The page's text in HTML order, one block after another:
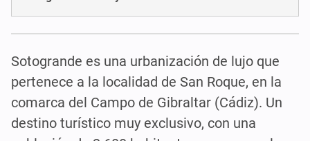
Sotogrande es una urbanización de lujo que
pertenece a la localidad de San Roque, en la
comarca del Campo de Gibraltar (Cádiz). Un
destino turístico muy exclusivo, con una